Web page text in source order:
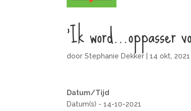
‘Ik word…oppasser
doorStephanie Dekker |14 okt, 2021
Datum/Tijd
Datum(s) - 14-10-2021